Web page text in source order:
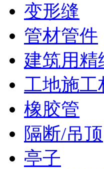
变形缝
管材管件
建筑用精
工地施工
橡胶管
隔断/吊顶
亭子